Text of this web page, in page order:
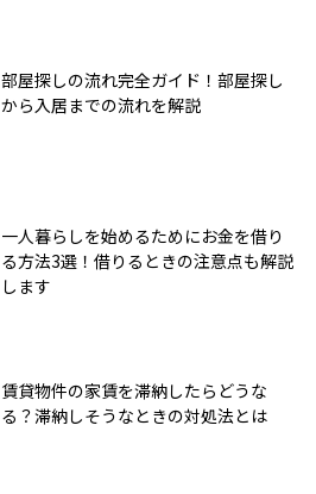
部屋探しの流れ完全ガイド！部屋探し
から入居までの流れを解説
一人暮らしを始めるためにお金を借り
る方法3選！借りるときの注意点も解説
します
賃貸物件の家賃を滞納したらどうな
る？滞納しそうなときの対処法とは